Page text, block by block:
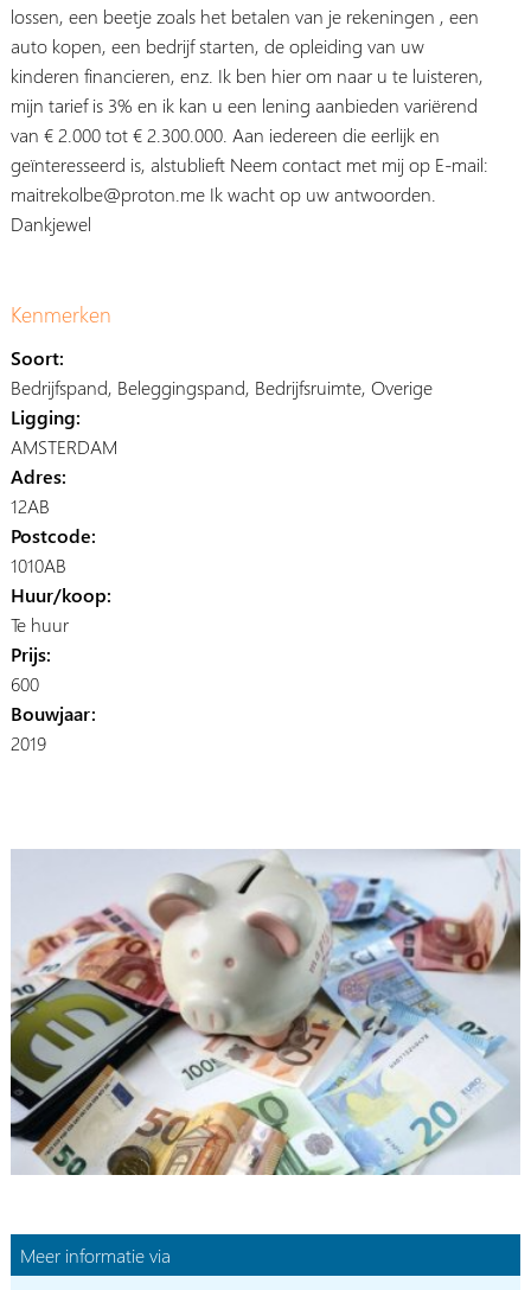
lossen, een beetje zoals het betalen van je rekeningen , een
auto kopen, een bedrijf starten, de opleiding van uw
kinderen financieren, enz. Ik ben hier om naar u te luisteren,
mijn tarief is 3% en ik kan u een lening aanbieden variërend
van € 2.000 tot € 2.300.000. Aan iedereen die eerlijk en
geïnteresseerd is, alstublieft Neem contact met mij op E-mail:
maitrekolbe@proton.me Ik wacht op uw antwoorden.
Dankjewel
Kenmerken
Soort:
Bedrijfspand, Beleggingspand, Bedrijfsruimte, Overige
Ligging:
AMSTERDAM
Adres:
12AB
Postcode:
1010AB
Huur/koop:
Te huur
Prijs:
600
Bouwjaar:
2019
Meer informatie via